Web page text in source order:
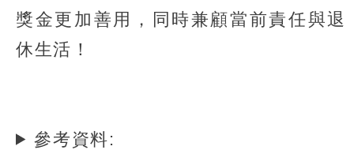
獎金更加善用，同時兼顧當前責任與退
休生活！
參考資料: